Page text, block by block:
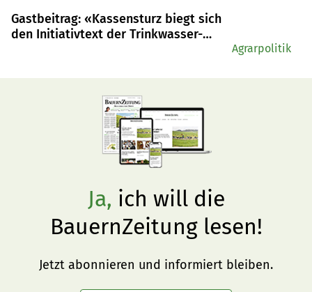
Gastbeitrag: «Kassensturz biegt sich
den Initiativtext der Trinkwasser-
Agrarpolitik
Ja, ich will die
BauernZeitung lesen!
Jetzt abonnieren und informiert bleiben.